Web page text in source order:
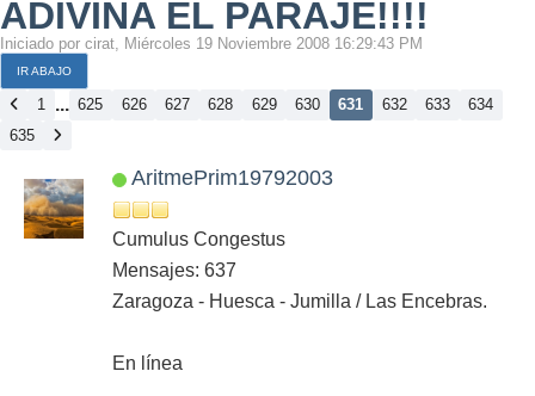
ADIVINA EL PARAJE!!!!
Iniciado por cirat, Miércoles 19 Noviembre 2008 16:29:43 PM
IR ABAJO
1 ... 625 626 627 628 629 630 631 632 633
634
635
AritmePrim19792003
Cumulus Congestus
Mensajes: 637
Zaragoza - Huesca - Jumilla / Las Encebras.
En línea